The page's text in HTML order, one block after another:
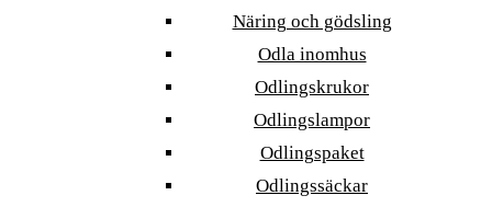
Näring och gödsling
Odla inomhus
Odlingskrukor
Odlingslampor
Odlingspaket
Odlingssäckar